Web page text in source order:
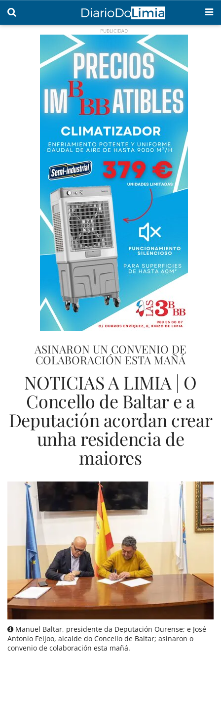
ASINARON UN CONVENIO DE
COLABORACIÓN ESTA MAÑÁ
NOTICIAS A LIMIA | O
Concello de Baltar e a
Deputación acordan crear
unha residencia de
maiores
Manuel Baltar, presidente da Deputación Ourense; e José
Antonio Feijoo, alcalde do Concello de Baltar; asinaron o
convenio de colaboración esta mañá.